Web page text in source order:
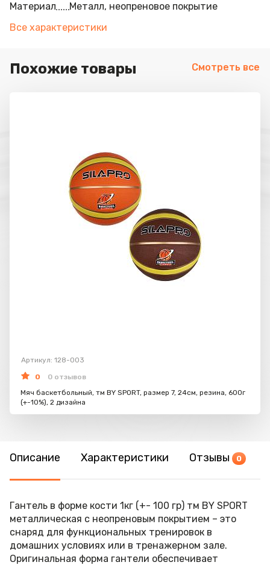
Материал
Металл, неопреновое покрытие
Все характеристики
Похожие товары Смотреть все
Артикул: 128-003
0
0 отзывов
Мяч баскетбольный, тм BY SPORT, размер 7, 24см, резина, 600г
(+-10%), 2 дизайна
Описание Характеристики Отзывы 0
Гантель в форме кости 1кг (+- 100 гр) тм BY SPORT
металлическая с неопреновым покрытием – это
снаряд для функциональных тренировок в
домашних условиях или в тренажерном зале.
Оригинальная форма гантели обеспечивает